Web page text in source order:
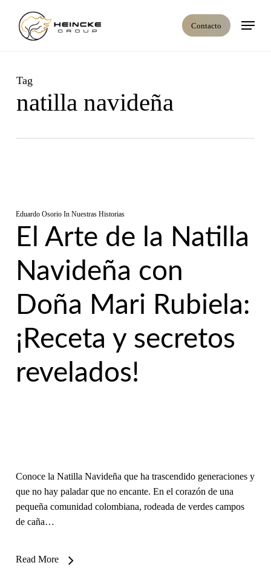
Contacto
Menú
Tag
natilla navideña
Eduardo Osorio In Nuestras Historias
El Arte de la Natilla
Navideña con
Doña Mari Rubiela:
¡Receta y secretos
revelados!
Conoce la Natilla Navideña que ha trascendido generaciones y
que no hay paladar que no encante. En el corazón de una
pequeña comunidad colombiana, rodeada de verdes campos
de caña…
Read More